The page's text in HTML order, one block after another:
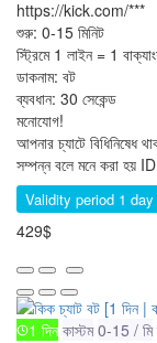
https://kick.com/***
শুরু: 0-15 মিনিট
স্ট্রিমে 1 লাইন = 1
ডাকনাম: বট
ব্যবধান: 30 সেকেন্ড
মনোযোগ!
আপনার চ্যাটে বিধিনিষেধ
সম্পন্ন বলে মনে করা হয়
Validity period 1 day
429$
1 দিন কাস্টম 0-15 / মি